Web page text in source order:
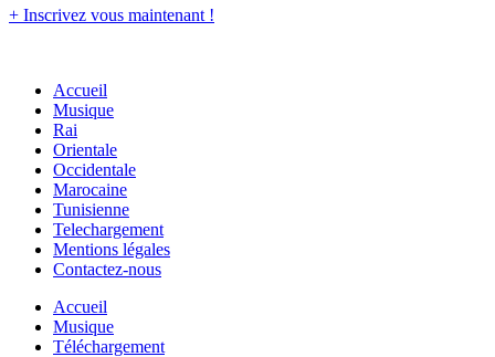
+ Inscrivez vous maintenant !
Accueil
Musique
Rai
Orientale
Occidentale
Marocaine
Tunisienne
Telechargement
Mentions légales
Contactez-nous
Accueil
Musique
Téléchargement